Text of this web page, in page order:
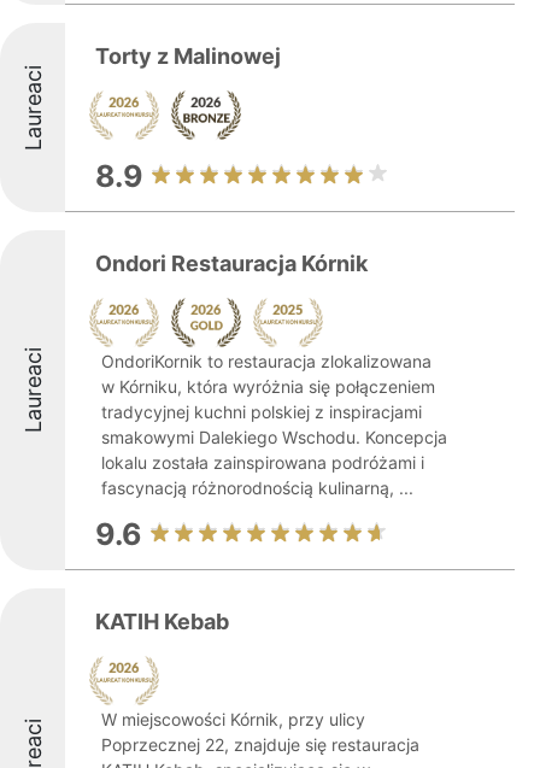
Laureaci
Torty z Malinowej
8.9
Laureaci
Ondori Restauracja Kórnik
OndoriKornik to restauracja zlokalizowana
w Kórniku, która wyróżnia się połączeniem
tradycyjnej kuchni polskiej z inspiracjami
smakowymi Dalekiego Wschodu. Koncepcja
lokalu została zainspirowana podróżami i
fascynacją różnorodnością kulinarną, ...
9.6
KATIH Kebab
W miejscowości Kórnik, przy ulicy
Poprzecznej 22, znajduje się restauracja